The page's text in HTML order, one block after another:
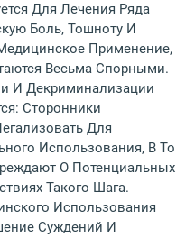
Для Лечения Ряда
Боль, Тошноту И
Применение,
Весьма Спорными.
И Декриминализации
Сторонники
Для
Использования, В То
О Потенциальных
Такого Шага.
Использования
Суждений И